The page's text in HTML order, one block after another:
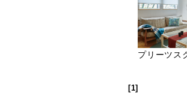
プリーツス
[1]